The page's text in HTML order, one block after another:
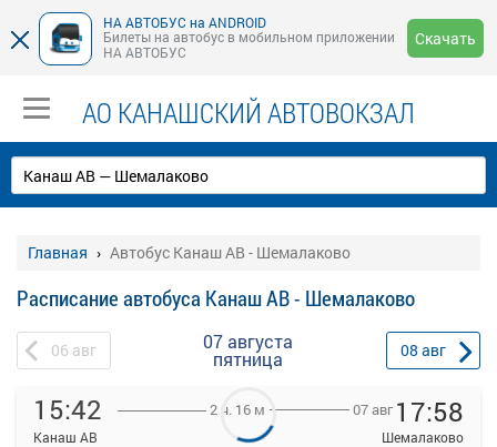
НА АВТОБУС на ANDROID
Билеты на автобус в мобильном приложении
НА АВТОБУС
Скачать
АО КАНАШСКИЙ АВТОВОКЗАЛ
Главная Автобус Канаш АВ - Шемалаково
Расписание автобуса Канаш АВ - Шемалаково
06 авг 07 августа
пятница 08 авг
15:42
Канаш АВ
2 ч. 16 м 07 авг 17:58
Шемалаково